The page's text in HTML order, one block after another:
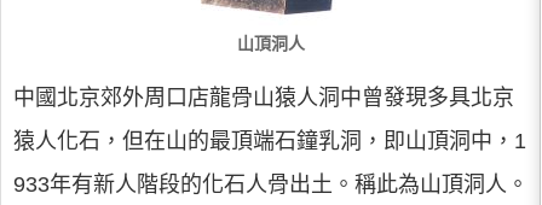
山頂洞人
中國北京郊外周口店龍骨山猿人洞中曾發現多具北京
猿人化石，但在山的最頂端石鐘乳洞，即山頂洞中，1
933年有新人階段的化石人骨出土。稱此為山頂洞人。